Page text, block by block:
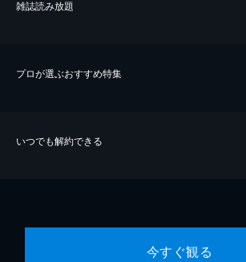
雑誌読み放題
プロが選ぶおすすめ特集
いつでも解約できる
今すぐ観る